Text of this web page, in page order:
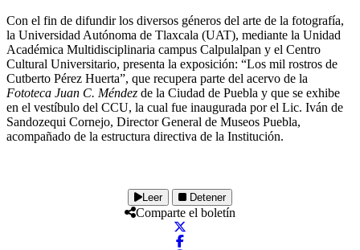
Con el fin de difundir los diversos géneros del arte de la fotografía,
la Universidad Autónoma de Tlaxcala (UAT), mediante la Unidad
Académica Multidisciplinaria campus Calpulalpan y el Centro
Cultural Universitario, presenta la exposición: “Los mil rostros de
Cutberto Pérez Huerta”, que recupera parte del acervo de la
Fototeca Juan C. Méndez de la Ciudad de Puebla y que se exhibe
en el vestíbulo del CCU, la cual fue inaugurada por el Lic. Iván de
Sandozequi Cornejo, Director General de Museos Puebla,
acompañado de la estructura directiva de la Institución.
Leer Detener
Comparte el boletín